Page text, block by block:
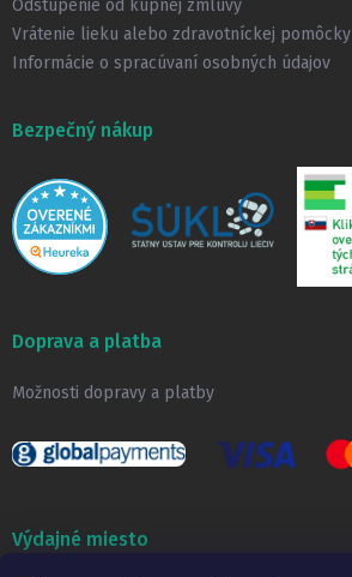
Odstúpenie od kúpnej zmluvy
Vrátenie lieku alebo zdravotníckej pomôcky
Informácie o spracúvaní osobných údajov
Bezpečný nákup
Doprava a platba
Možnosti dopravy a platby
Výdajné miesto